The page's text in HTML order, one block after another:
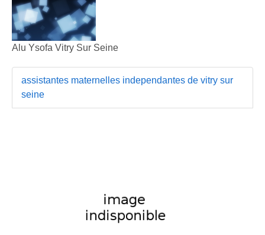
Alu Ysofa Vitry Sur Seine
assistantes maternelles independantes de vitry sur
seine